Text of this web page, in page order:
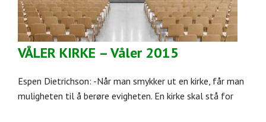
VÅLER KIRKE – Våler 2015
Espen Dietrichson: -Når man smykker ut en kirke, får man
muligheten til å berøre evigheten. En kirke skal stå for